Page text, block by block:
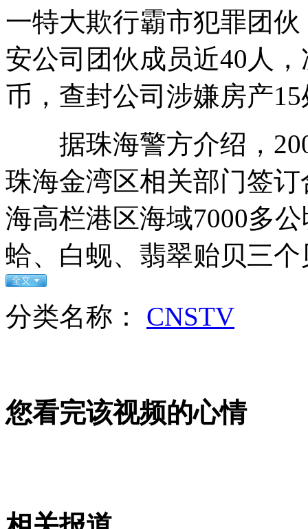
实拍：司机察看轮胎 瞬间被炸飞
吴奇隆回应新剧女演员被杀害事件
贩卖黄盘招嫖 暗藏淫窝被捣毁
不满妻子KTV陪酒 丈夫抢劫毁容
山西运城恶犬咬伤多人 警民合力深夜将其击毙
无痛分娩是否安全 医生回应
一特大欺行霸市犯罪团
安公司团伙成员近40人
币，查封公司涉嫌房产
据珠海警方介绍，
珠海金湾区相关部门签
海高栏港区海域7000多
蛤、白蚬、翡翠贻贝三
分类名称： CNSTV
您看完该视频的心情